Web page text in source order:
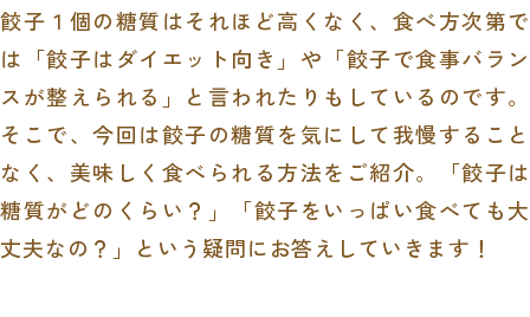
餃子１個の糖質はそれほど高くなく、食べ方次第で
は「餃子はダイエット向き」や「餃子で食事バラン
スが整えられる」と言われたりもしているのです。
そこで、今回は餃子の糖質を気にして我慢すること
なく、美味しく食べられる方法をご紹介。「餃子は
糖質がどのくらい？」「餃子をいっぱい食べても大
丈夫なの？」という疑問にお答えしていきます！